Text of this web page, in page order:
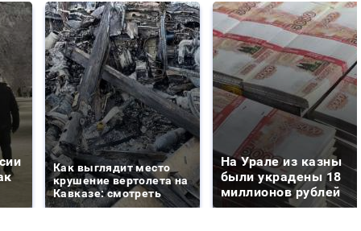
Как выглядит место
крушение вертолета на
Кавказе: смотреть
На Урале из казны
были украдены 18
миллионов рублей